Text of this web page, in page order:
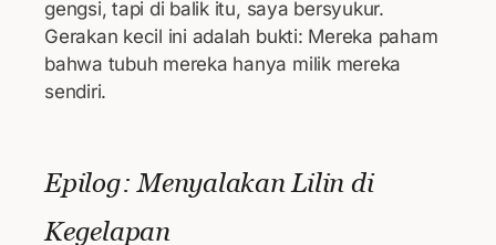
gengsi, tapi di balik itu, saya bersyukur.
Gerakan kecil ini adalah bukti: Mereka paham
bahwa tubuh mereka hanya milik mereka
sendiri.
Epilog: Menyalakan Lilin di
Kegelapan